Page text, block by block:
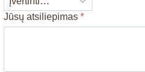
Jūsų atsiliepimas*